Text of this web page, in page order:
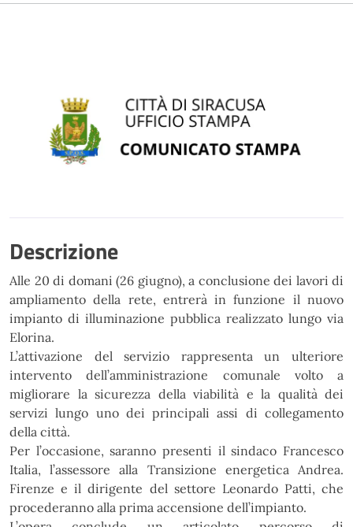
Descrizione
Alle 20 di domani (26 giugno), a conclusione dei lavori di
ampliamento della rete, entrerà in funzione il nuovo
impianto di illuminazione pubblica realizzato lungo via
Elorina.
L’attivazione del servizio rappresenta un ulteriore
intervento dell’amministrazione comunale volto a
migliorare la sicurezza della viabilità e la qualità dei
servizi lungo uno dei principali assi di collegamento
della città.
Per l’occasione, saranno presenti il sindaco Francesco
Italia, l’assessore alla Transizione energetica Andrea.
Firenze e il dirigente del settore Leonardo Patti, che
procederanno alla prima accensione dell’impianto.